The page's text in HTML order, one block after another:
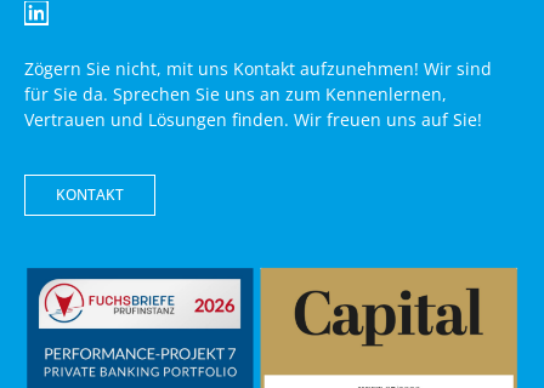
Zögern Sie nicht, mit uns Kontakt aufzunehmen! Wir sind
für Sie da. Sprechen Sie uns an zum Kennenlernen,
Vertrauen und Lösungen finden. Wir freuen uns auf Sie!
KONTAKT